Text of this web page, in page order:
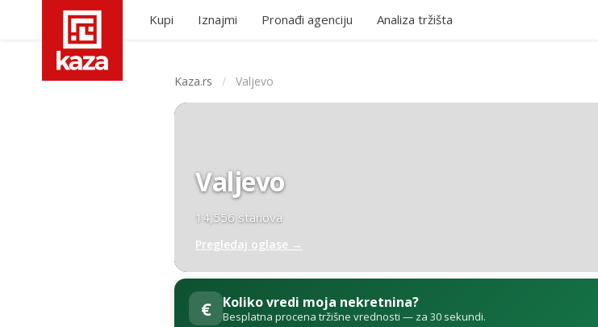
Kupi Iznajmi Pronađi agenciju Analiza tržišta
Kaza.rs / Valjevo
Valjevo
14,556 stanova
Pregledaj oglase →
€ Koliko vredi moja nekretnina?
Besplatna procena tržišne vrednosti — za 30 sekundi.